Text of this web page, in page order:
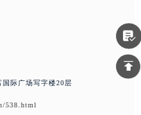
际广场写字楼20层
538.html